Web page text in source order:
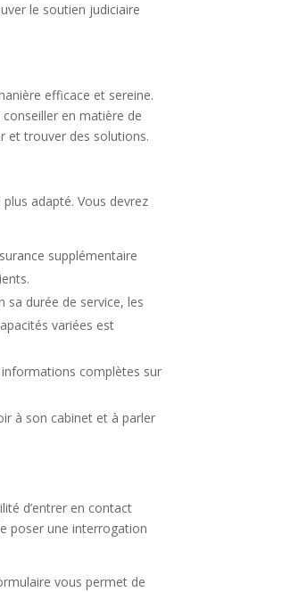
le soutien judiciaire
efficace et sereine.
en matière de
et trouver des solutions.
adapté. Vous devrez
supplémentaire
sa durée de service, les
variées est
informations complètes sur
à son cabinet et à parler
d’entrer en contact
poser une interrogation
vous permet de